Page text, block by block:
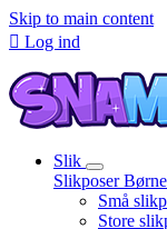
Skip to main content
 Log ind
Slik
Slikposer
Små
Store